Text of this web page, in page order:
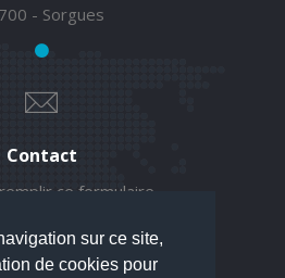
sur ce site,
de cookies pour
- Sorgues
Contact
ce formulaire